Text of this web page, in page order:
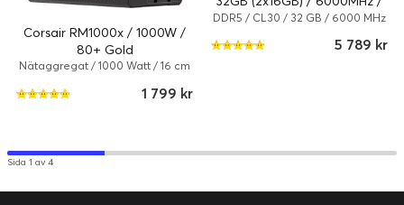
Corsair RM1000x / 1000W /
80+ Gold
Nätaggregat / 1000 Watt / 16 cm
1 799 kr
DDR5 / CL30 /
DDR5 / CL30 / 32 GB / 6000 MHz
5 789 kr
Sida 1 av 4